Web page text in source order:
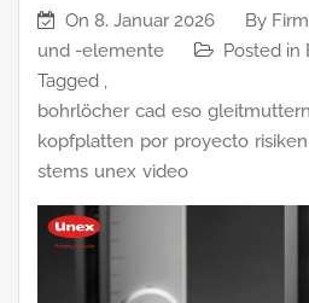
On 8. Januar 2026 By
und -elemente
Posted in
Tagged ,
bohrlöcher cad eso gleitmuttern
kopfplatten por proyecto risiken
stems unex video